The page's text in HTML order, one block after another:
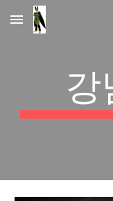
Skip to main content